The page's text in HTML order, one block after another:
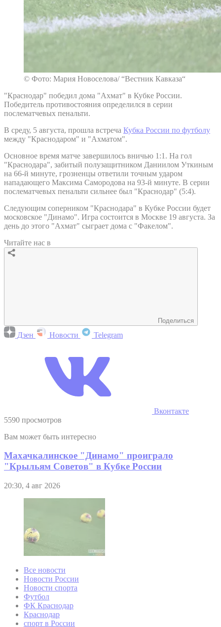
© Фото: Мария Новоселова/ “Вестник Кавказа“
"Краснодар" победил дома "Ахмат" в Кубке России.
Победитель противостояния определился в серии
послематчевых пенальти.
В среду, 5 августа, прошла встреча Кубка России по футболу
между "Краснодаром" и "Ахматом".
Основное время матче завершилось вничью 1:1. На гол
"Краснодара", забитый полузащитником Даниилом Уткиным
на 66-й минуте, грозненцы ответили точным ударом
нападающего Максима Самородова на 93-й минуте. В серии
послематчевых пенальти сильнее был "Краснодар" (5:4).
Следующим соперником "Краснодара" в Кубке России будет
московское "Динамо". Игра состоится в Москве 19 августа. За
день до этого "Ахмат" сыграет дома с "Факелом".
Читайте нас в
Поделиться
Дзен Новости Telegram
Вконтакте
5590 просмотров
Вам может быть интересно
Махачкалинское "Динамо" проиграло
"Крыльям Советов" в Кубке России
20:30, 4 авг 2026
Все новости
Новости России
Новости спорта
Футбол
ФК Краснодар
Краснодар
спорт в России